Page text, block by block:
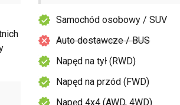
Samochód osobowy / SUV
Auto dostawcze / BUS
Napęd na tył (RWD)
Napęd na przód (FWD)
Napęd 4x4 (AWD, 4WD)